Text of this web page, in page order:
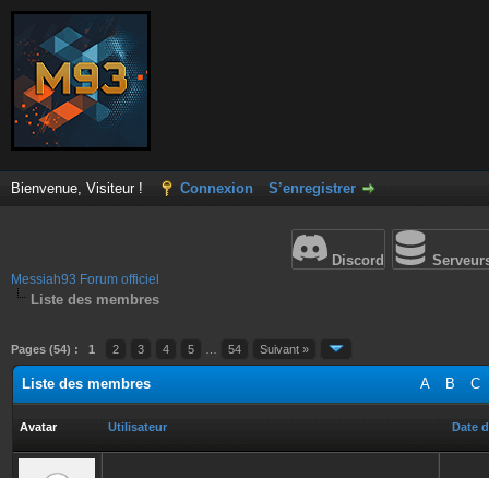
Bienvenue, Visiteur ! Connexion S’enregistrer
Discord
Messiah93 Forum officiel
Liste des membres
Pages (54) : 1 2 3 4 5 54 Suivant »
A B C
Liste des membres
Avatar Utilisateur Date